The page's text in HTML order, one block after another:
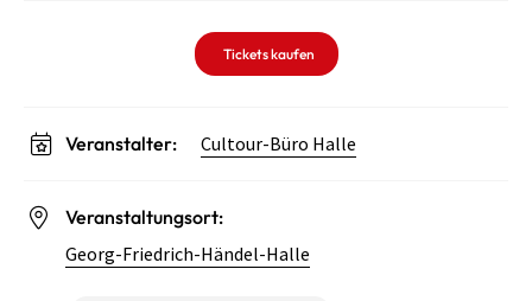
Tickets kaufen
Veranstalter: Cultour-Büro Halle
Veranstaltungsort:
Georg-Friedrich-Händel-Halle